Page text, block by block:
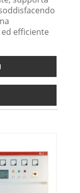
efficiente